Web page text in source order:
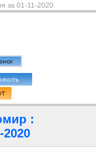
за 01-11-2020
: